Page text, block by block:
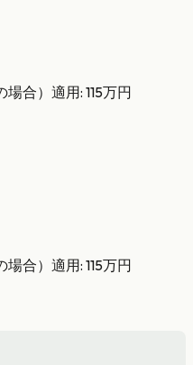
合）適用: 115万円
合）適用: 115万円